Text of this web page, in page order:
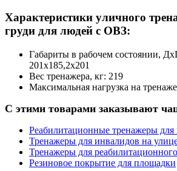
Характеристики уличного
груди для людей с ОВЗ:
Габариты в рабочем состоянии,
201х185,2х201
Вес тренажера, кг: 219
Максимальная нагрузка на
С этими товарами заказывают
Реабилитационные тренажеры для
Тренажеры для инвалидов на
Тренажеры для
Резиновое покрытие для площадки